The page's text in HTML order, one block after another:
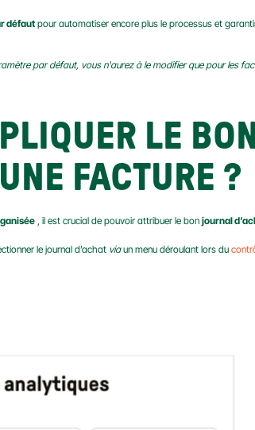
défaut pour automatiser encore plus le processus et
par défaut, vous n'aurez à le modifier que pour les
LE
FACTURE ?
, il est crucial de pouvoir attribuer le bon journal
le journal d’achat via un menu déroulant lors du